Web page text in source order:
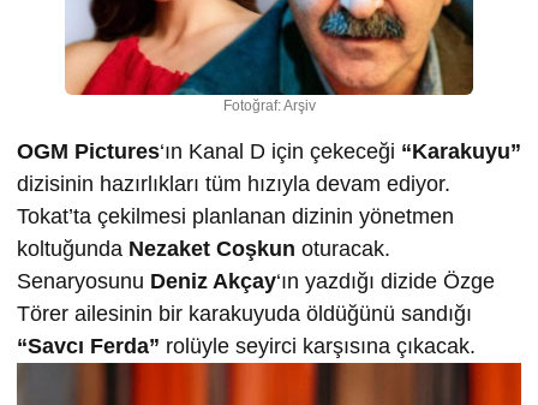
Fotoğraf: Arşiv
OGM Pictures‘ın Kanal D için çekeceği “Karakuyu”
dizisinin hazırlıkları tüm hızıyla devam ediyor.
Tokat’ta çekilmesi planlanan dizinin yönetmen
koltuğunda Nezaket Coşkun oturacak.
Senaryosunu Deniz Akçay‘ın yazdığı dizide Özge
Törer ailesinin bir karakuyuda öldüğünü sandığı
“Savcı Ferda” rolüyle seyirci karşısına çıkacak.